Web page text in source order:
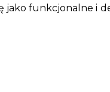
funkcjonalne i